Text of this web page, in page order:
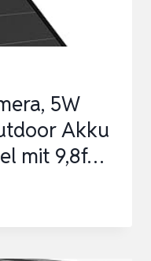
5W
Akku
mit 9,8f…